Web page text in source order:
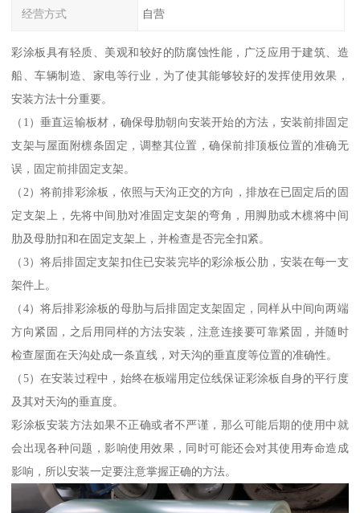
经营方式 自营
彩涂板具有轻质、美观和较好的防腐蚀性能，广泛应用于建筑、造
船、车辆制造、家电等行业，为了使其能够较好的发挥使用效果，
安装方法十分重要。
（1）垂直运输板材，确保母肋朝向安装开始的方法，安装前排固定
支架与屋面附檩条固定，调整其位置，确保前排顶板位置的准确无
误，固定前排固定支架。
（2）将前排彩涂板，依照与天沟正交的方向，排放在已固定后的固
定支架上，先将中间肋对准固定支架的弯角，用脚肋或木檩将中间
肋及母肋扣和在固定支架上，并检查是否完全扣紧。
（3）将后排固定支架扣住已安装完毕的彩涂板公肋，安装在每一支
架件上。
（4）将后排彩涂板的母肋与后排固定支架固定，同样从中间向两端
方向紧固，之后用同样的方法安装，注意连接要可靠紧固，并随时
检查屋面在天沟处成一条直线，对天沟的垂直度等位置的准确性。
（5）在安装过程中，始终在板端用定位线保证彩涂板自身的平行度
及其对天沟的垂直度。
彩涂板安装方法如果不正确或者不严谨，那么可能后期的使用中就
会出现各种问题，影响使用效果，同时可能还会对其使用寿命造成
影响，所以安装一定要注意掌握正确的方法。